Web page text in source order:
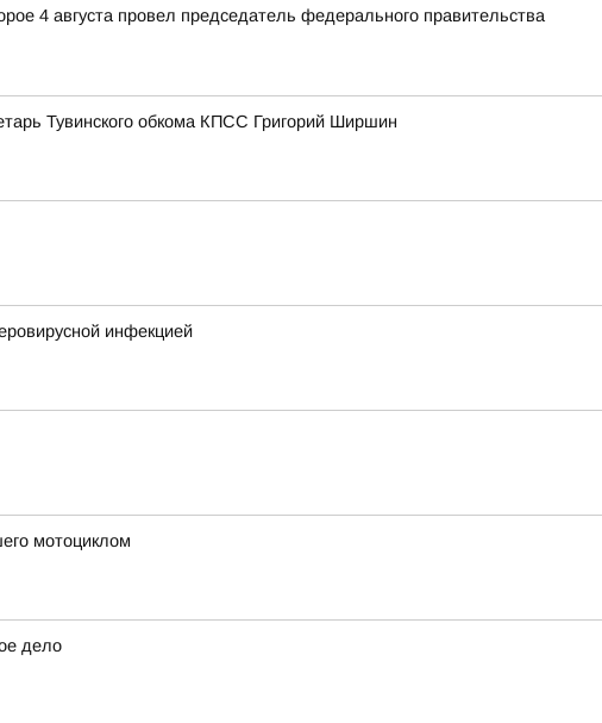
4 августа провел председатель федерального правительства
Тувинского обкома КПСС Григорий Ширшин
инфекцией
мотоциклом
дело